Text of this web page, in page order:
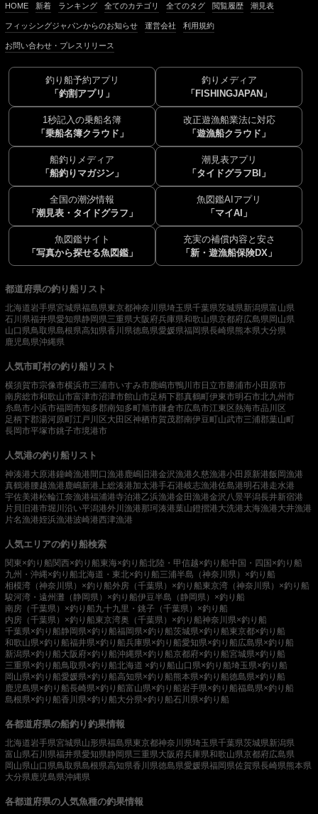
HOME 新着 ランキング 全てのカテゴリ 全てのタグ 閲覧履歴 潮見表
フィッシングジャパンからのお知らせ 運営会社 利用規約
お問い合わせ・プレスリリース
釣り船予約アプリ
「釣割アプリ」
釣りメディア
「FISHINGJAPAN」
1秒記入の乗船名簿
「乗船名簿クラウド」
改正遊漁船業法に対応
「遊漁船クラウド」
船釣りメディア
「船釣りマガジン」
潮見表アプリ
「タイドグラフBI」
全国の潮汐情報
「潮見表・タイドグラフ」
魚図鑑AIアプリ
「マイAI」
魚図鑑サイト
「写真から探せる魚図鑑」
充実の補償内容と安さ
「新・遊漁船保険DX」
都道府県の釣り船リスト
北海道岩手県宮城県福島県東京都神奈川県埼玉県千葉県茨城県新潟県富山県
石川県福井県愛知県静岡県三重県大阪府兵庫県和歌山県京都府広島県岡山県
山口県鳥取県島根県高知県香川県徳島県愛媛県福岡県長崎県熊本県大分県
鹿児島県沖縄県
人気市町村の釣り船リスト
横須賀市宗像市横浜市三浦市いすみ市鹿嶋市鴨川市日立市勝浦市小田原市
南房総市和歌山市富津市沼津市館山市足柄下郡真鶴町伊東市明石市北九州市
糸島市小浜市福岡市知多郡南知多町旭市鎌倉市広島市江東区熱海市品川区
足柄下郡湯河原町江戸川区大田区神栖市賀茂郡南伊豆町山武市三浦郡葉山町
長岡市平塚市銚子市境港市
人気港の釣り船リスト
神湊港大原港鐘崎漁港間口漁港 鹿嶋旧港金沢漁港久慈漁港小田原新港飯岡漁港
真鶴港腰越漁港 鹿嶋新港 上総湊港加太港手石港岐志漁港佐島港明石港走水港
宇佐美港松輪江奈漁港福浦港寺泊港乙浜漁港金田漁港金沢八景平潟長井新宿港
片貝旧港市堀川沿い平潟港外川漁港那珂湊港葉山鐙摺港大洗港太海漁港大井漁港
片名漁港姪浜漁港波崎港西津漁港
人気エリアの釣り船検索
関東×釣り船関西×釣り船東海×釣り船北陸・甲信越×釣り船中国・四国×釣り船
九州・沖縄×釣り船北海道・東北×釣り船三浦半島（神奈川県）×釣り船
相模湾（神奈川県）×釣り船外房（千葉県）×釣り船東京湾（神奈川県）×釣り船
駿河湾・遠州灘（静岡県）×釣り船伊豆半島（静岡県）×釣り船
南房（千葉県）×釣り船九十九里・銚子（千葉県）×釣り船
内房（千葉県）×釣り船東京湾奥（千葉県）×釣り船神奈川県×釣り船
千葉県×釣り船静岡県×釣り船福岡県×釣り船茨城県×釣り船東京都×釣り船
和歌山県×釣り船福井県×釣り船兵庫県×釣り船愛知県×釣り船広島県×釣り船
新潟県×釣り船大阪府×釣り船沖縄県×釣り船京都府×釣り船宮城県×釣り船
三重県×釣り船鳥取県×釣り船北海道 ×釣り船山口県×釣り船埼玉県×釣り船
岡山県×釣り船愛媛県×釣り船高知県×釣り船熊本県×釣り船徳島県×釣り船
鹿児島県×釣り船長崎県×釣り船富山県×釣り船岩手県×釣り船福島県×釣り船
島根県×釣り船香川県×釣り船大分県×釣り船石川県×釣り船
各都道府県の船釣り釣果情報
北海道岩手県宮城県山形県福島県東京都神奈川県埼玉県千葉県茨城県新潟県
富山県石川県福井県愛知県静岡県三重県大阪府兵庫県和歌山県京都府広島県
岡山県山口県鳥取県島根県高知県香川県徳島県愛媛県福岡県佐賀県長崎県熊本県
大分県 鹿児島県沖縄県
各都道府県の人気魚種の釣果情報